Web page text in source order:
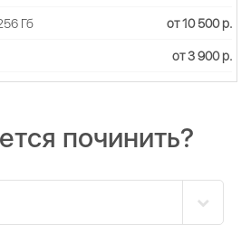
Гб от 10 500 р.
от 3 900 р.
починить?